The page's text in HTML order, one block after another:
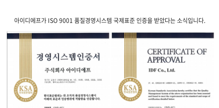
아이디에프가 ISO 9001 품질경영시스템 국제표준 인증을 받았다는 소식입니다.